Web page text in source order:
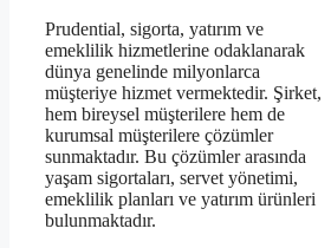
Prudential, sigorta, yatırım ve
emeklilik hizmetlerine odaklanarak
dünya genelinde milyonlarca
müşteriye hizmet vermektedir. Şirket,
hem bireysel müşterilere hem de
kurumsal müşterilere çözümler
sunmaktadır. Bu çözümler arasında
yaşam sigortaları, servet yönetimi,
emeklilik planları ve yatırım ürünleri
bulunmaktadır.